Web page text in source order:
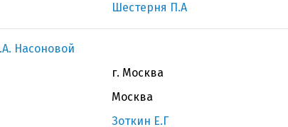
Шестерня П.А
Насоновой
г. Москва
Москва
Зоткин Е.Г